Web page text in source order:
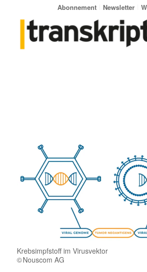
Abonnement Newsletter
Krebsimpfstoff im Virusvektor
Nouscom AG